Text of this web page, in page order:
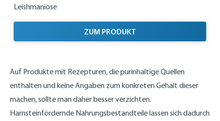
Leishmaniose
ZUM PRODUKT
Auf Produkte mit Rezepturen, die purinhaltige Quellen
enthalten und keine Angaben zum konkreten Gehalt dieser
machen, sollte man daher besser verzichten.
Harnsteinfördernde Nahrungsbestandteile lassen sich dadurch